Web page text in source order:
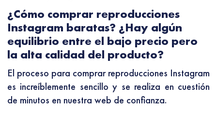
¿Cómo comprar reproducciones
Instagram baratas? ¿Hay algún
equilibrio entre el bajo precio pero
la alta calidad del producto?
El proceso para comprar reproducciones Instagram
es increíblemente sencillo y se realiza en cuestión
de minutos en nuestra web de confianza.